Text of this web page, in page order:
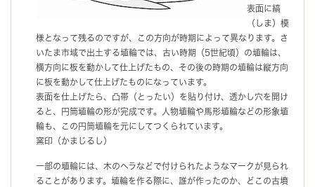
表面に縞
（しま）模
様となって残るのですが、この方向が時期によって異なります。さ
いたま市域で出土する埴輪では、古い時期（5世紀頃）の埴輪は、
横方向に板を動かして仕上げたもの、その後の時期の埴輪は縦方向
に板を動かして仕上げたものになっています。
表面を仕上げたら、凸帯（とったい）を貼り付け、透かし穴を開け
ると、円筒埴輪の形が完成です。人物埴輪や馬形埴輪などの形象埴
輪も、この円筒埴輪を元にしてつくられています。
窯印（かまじるし）
一部の埴輪には、木のヘラなどで付けられたようなマークが見られ
ることがあります。埴輪を作る際に、誰が作ったのか、どこの古墳